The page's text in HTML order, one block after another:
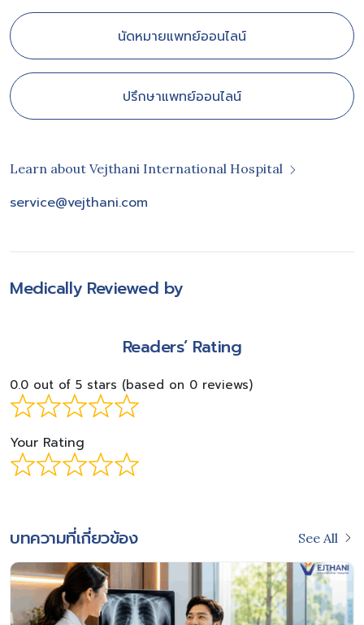
นัดหมายแพทย์ออนไลน์
ปรึกษาแพทย์ออนไลน์
Learn about Vejthani International Hospital
service@vejthani.com
Medically Reviewed by
Readers’ Rating
0.0 out of 5 stars (based on 0 reviews)
Your Rating
บทความที่เกี่ยวข้อง See All